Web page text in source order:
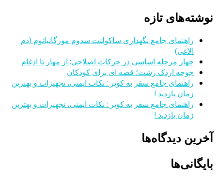
نوشته‌های تازه
راهنمای جامع نگهداری ساکولنت سدوم مورگانیانوم (دم
الاغی)
چهار مرحله اساسی در حرکات اصلاحی: از مهار تا ادغام
جوجه اردک زشت؛ قصه ای برای کودکان
راهنمای جامع سفر به کویر : نکات ایمنی، تجهیزات و بهترین
زمان بازدید !
راهنمای جامع سفر به کویر : نکات ایمنی، تجهیزات و بهترین
زمان بازدید !
آخرین دیدگاه‌ها
بایگانی‌ها